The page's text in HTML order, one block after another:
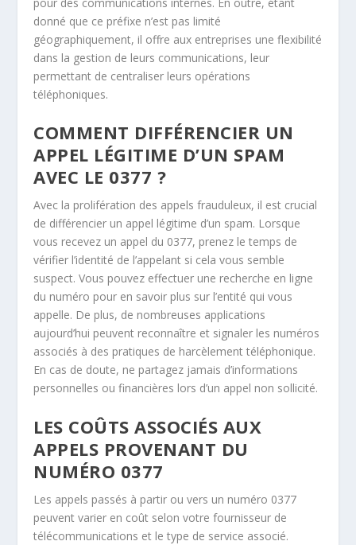
donné que ce préfixe n’est pas limité
géographiquement, il offre aux entreprises une flexibilité
dans la gestion de leurs communications, leur
permettant de centraliser leurs opérations
téléphoniques.
COMMENT DIFFÉRENCIER UN
APPEL LÉGITIME D’UN SPAM
AVEC LE 0377 ?
Avec la prolifération des appels frauduleux, il est crucial
de différencier un appel légitime d’un spam. Lorsque
vous recevez un appel du 0377, prenez le temps de
vérifier l’identité de l’appelant si cela vous semble
suspect. Vous pouvez effectuer une recherche en ligne
du numéro pour en savoir plus sur l’entité qui vous
appelle. De plus, de nombreuses applications
aujourd’hui peuvent reconnaître et signaler les numéros
associés à des pratiques de harcèlement téléphonique.
En cas de doute, ne partagez jamais d’informations
personnelles ou financières lors d’un appel non sollicité.
LES COÛTS ASSOCIÉS AUX
APPELS PROVENANT DU
NUMÉRO 0377
Les appels passés à partir ou vers un numéro 0377
peuvent varier en coût selon votre fournisseur de
télécommunications et le type de service associé.